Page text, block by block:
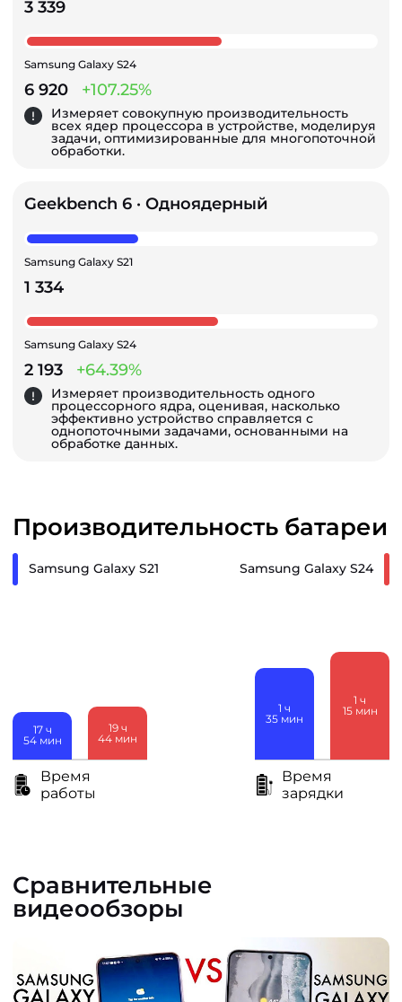
3 339
Samsung Galaxy S24
6 920 +107.25%
Измеряет совокупную производительность
всех ядер процессора в устройстве, моделируя
задачи, оптимизированные для многопоточной
обработки.
Geekbench 6 · Одноядерный
Samsung Galaxy S21
1 334
Samsung Galaxy S24
2 193 +64.39%
Измеряет производительность одного
процессорного ядра, оценивая, насколько
эффективно устройство справляется с
однопоточными задачами, основанными на
обработке данных.
Производительность батареи
Samsung Galaxy S21 Samsung Galaxy S24
17 ч
54 мин
19 ч
44 мин
Время
работы
1 ч
35 мин
1 ч
15 мин
Время
зарядки
Сравнительные
видеообзоры